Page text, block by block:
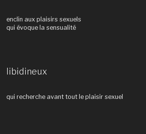
enclin aux plaisirs sexuels
qui évoque la sensualité
libidineux
qui recherche avant tout le plaisir sexuel